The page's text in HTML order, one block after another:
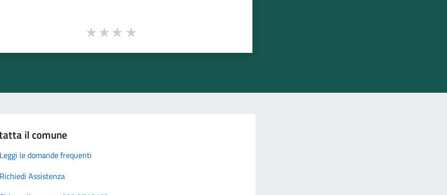
il comune
Leggi le domande frequenti
Richiedi Assistenza